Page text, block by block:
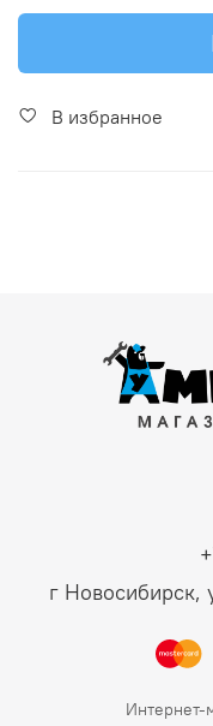
В избранное
г Новосибирск,
Интернет-